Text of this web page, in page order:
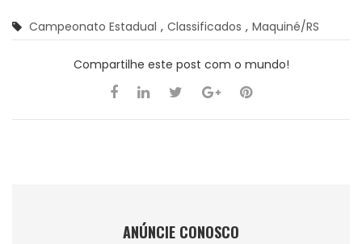
Campeonato Estadual , Classificados , Maquiné/RS
Compartilhe este post com o mundo!
ANÚNCIE CONOSCO